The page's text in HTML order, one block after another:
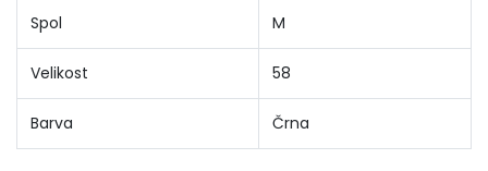
Spol M
Velikost 58
Barva Črna